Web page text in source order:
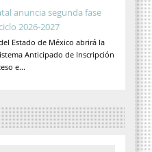
anuncia segunda fase
2026-2027
Estado de México abrirá la
Anticipado de Inscripción
e...